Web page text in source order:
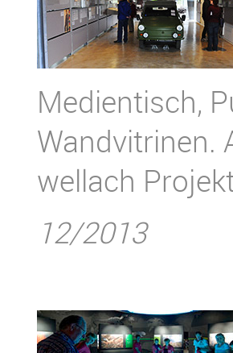
Medientisch,
Wandvitrinen.
wellach
12/2013